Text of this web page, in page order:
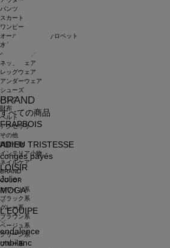
BRAND
すべての商品
FRAPBOIS
ADIEU TRISTESSE
congés payés
LOISIR
Julier
MOGA
L'EQUIPE
endalence
unbilanc
パンツ
スカート
ワンピース
オールインワン・サロペット
水着
ヘッドウェア
ネックウェア
レッグウェア
アンダーウェア
シューズ
バッグ
財布
ベルト
アクセサリ
その他
雑貨小物
インテリア小物
ネイルケア
BRAND
COLOR
ホワイト系
ブラック系
グレー系
ブラウン系
ベージュ系
グリーン系
ブルー系